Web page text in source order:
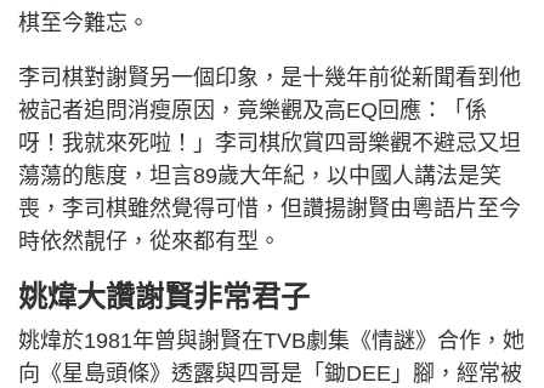
棋至今難忘。
李司棋對謝賢另一個印象，是十幾年前從新聞看到他
被記者追問消瘦原因，竟樂觀及高EQ回應：「係
呀！我就來死啦！」李司棋欣賞四哥樂觀不避忌又坦
蕩蕩的態度，坦言89歲大年紀，以中國人講法是笑
喪，李司棋雖然覺得可惜，但讚揚謝賢由粵語片至今
時依然靚仔，從來都有型。
姚煒大讚謝賢非常君子
姚煒於1981年曾與謝賢在TVB劇集《情謎》合作，她
向《星島頭條》透露與四哥是「鋤DEE」腳，經常被